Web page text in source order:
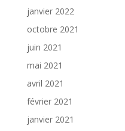
janvier 2022
octobre 2021
juin 2021
mai 2021
avril 2021
février 2021
janvier 2021